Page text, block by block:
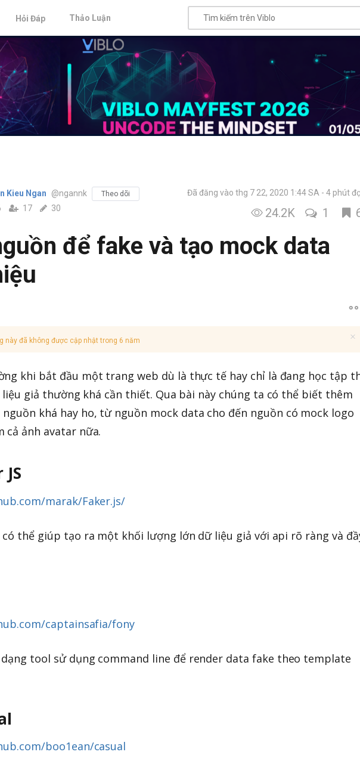
Hỏi Đáp Thảo Luận
Kieu Ngan @ngannk Theo dõi
17 30
Đã đăng vào thg 7 22, 2020 1:44 SA 4 phút
24.2K 1
để fake và tạo mock data
này đã không được cập nhật trong 6 năm
khi bắt đầu một trang web dù là thực tế hay chỉ là đang học tập
giả thường khá cần thiết. Qua bài này chúng ta có thể biết thêm
khá hay ho, từ nguồn mock data cho đến nguồn có mock logo
cả ảnh avatar nữa.
marak/Faker.js/
thể giúp tạo ra một khối lượng lớn dữ liệu giả với api rõ ràng và
captainsafia/fony
tool sử dụng command line để render data fake theo template
boo1ean/casual